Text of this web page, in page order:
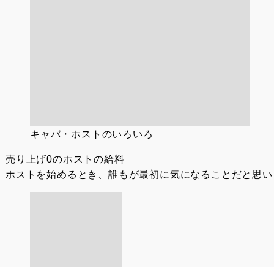
キャバ・ホストのいろいろ
売り上げ0のホストの給料
ホストを始めるとき、誰もが最初に気になることだと思